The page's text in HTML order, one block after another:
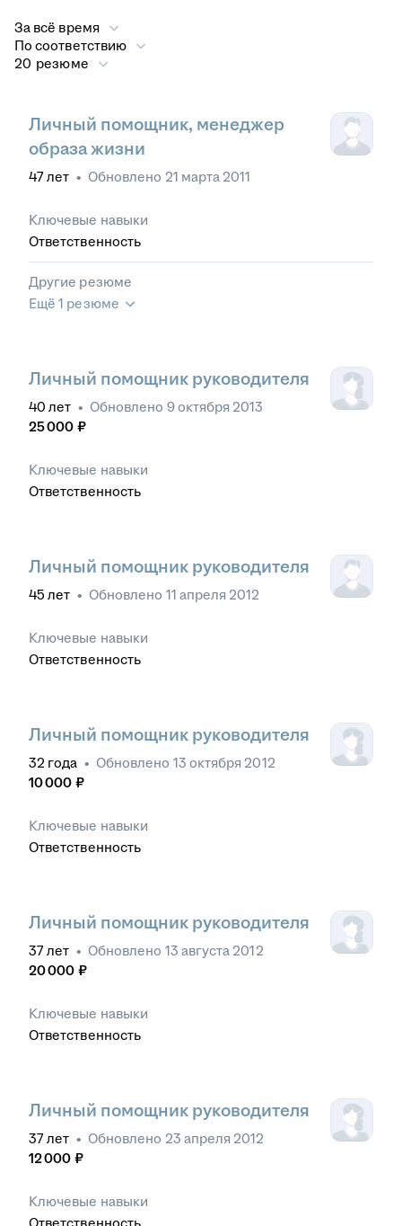
За всё время
По соответствию
20 резюме
Личный помощник, менеджер
образа жизни
47лет • Обновлено 21 марта 2011
Ключевые навыки
Ответственность
Другие резюме
Ещё 1 резюме
Личный помощник руководителя
40 лет • Обновлено 9 октября 2013
25 000 ₽
Ключевые навыки
Ответственность
Личный помощник руководителя
45 лет • Обновлено 11 апреля 2012
Ключевые навыки
Ответственность
Личный помощник руководителя
32 года • Обновлено 13 октября 2012
10 000 ₽
Ключевые навыки
Ответственность
Личный помощник руководителя
37лет • Обновлено 13 августа 2012
20 000 ₽
Ключевые навыки
Ответственность
Личный помощник руководителя
37лет • Обновлено 23 апреля 2012
12 000 ₽
Ключевые навыки